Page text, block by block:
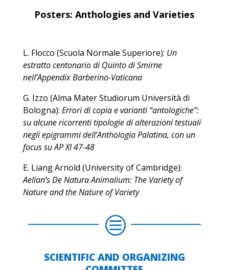
Posters: Anthologies and Varieties
L. Flocco (Scuola Normale Superiore): Un
estratto centonario di Quinto di Smirne
nell’Appendix Barberino-Vaticana
G. Izzo (Alma Mater Studiorum Università di
Bologna): Errori di copia e varianti “antologiche”:
su alcune ricorrenti tipologie di alterazioni testuali
negli epigrammi dell’Anthologia Palatina, con un
focus su AP XI 47-48
E. Liang Arnold (University of Cambridge):
Aelian’s De Natura Animalium: The Variety of
Nature and the Nature of Variety
c
SCIENTIFIC AND ORGANIZING